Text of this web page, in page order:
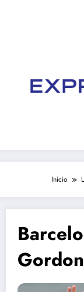
Inicio
Gordon